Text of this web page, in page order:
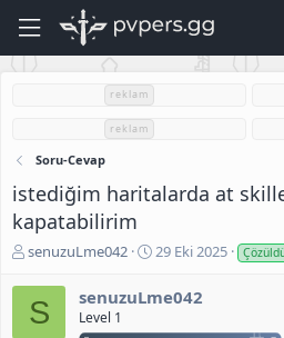
reklam
reklam
Soru-Cevap
istediğim haritalarda at
kapatabilirim
K
n
u
senuzuLme042
B
ş
l
a
29 Eki 2025
S senuzuLme042
Level 1